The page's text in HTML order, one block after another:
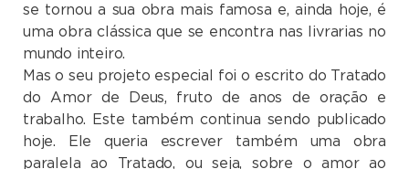
se tornou a sua obra mais famosa e, ainda hoje, é
uma obra clássica que se encontra nas livrarias no
mundo inteiro.
Mas o seu projeto especial foi o escrito do Tratado
do Amor de Deus, fruto de anos de oração e
trabalho. Este também continua sendo publicado
hoje. Ele queria escrever também uma obra
paralela ao Tratado, ou seja, sobre o amor ao